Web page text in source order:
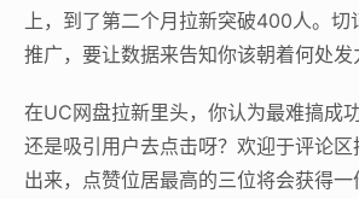
上，到了第二个月拉新突破400人。
推广，要让数据来告知你该朝着何处发
在UC网盘拉新里头，你认为最难搞成
还是吸引用户去点击呀？欢迎于评论
出来，点赞位居最高的三位将会获得